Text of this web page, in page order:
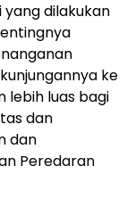
dilakukan
ke
lebih luas bagi
dan
dan
Peredaran